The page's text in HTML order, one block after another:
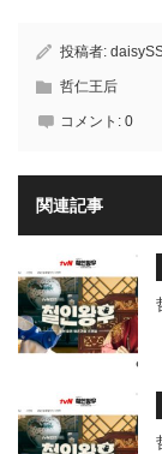
投稿者:
哲仁王后
コメント: 0
関連記事